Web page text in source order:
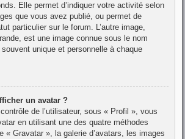
Elle permet d’indiquer votre activité selon
que vous avez publié, ou permet de
particulier sur le forum. L’autre image,
est une image connue sous le nom
unique et personnelle à chaque
un avatar ?
de l’utilisateur, sous « Profil », vous
en utilisant une des quatre méthodes
« Gravatar », la galerie d’avatars, les images